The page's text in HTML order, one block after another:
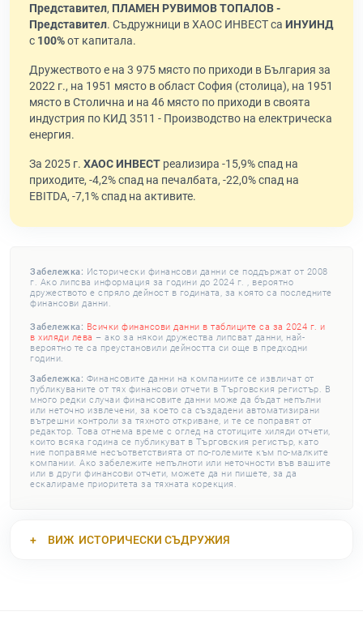
Представител, ПЛАМЕН РУВИМОВ ТОПАЛОВ -
Представител. Съдружници в ХАОС ИНВЕСТ са ИНУИНД
с 100%от капитала.
Дружеството е на 3 975 място по приходи в България за
2022 г., на 1951 място в област София (столица), на 1951
място в Столична и на 46 място по приходи в своята
индустрия по КИД 3511 - Производство на електрическа
енергия.
За 2025 г. ХАОС ИНВЕСТ реализира -15,9% спад на
приходите, -4,2% спад на печалбата, -22,0% спад на
EBITDA, -7,1% спад на активите.
Забележка: Исторически финансови данни се поддържат от 2008
г. Ако липсва информация за години до 2024 г. , вероятно
дружеството е спряло дейност в годината, за която са последните
финансови данни.
Забележка: Всички финансови данни в таблиците са за 2024 г. и
в хиляди лева – ако за някои дружества липсват данни, най-
вероятно те са преустановили дейността си още в предходни
години.
Забележка: Финансовите данни на компаниите се извличат от
публикуваните от тях финансови отчети в Търговския регистър. В
много редки случаи финансовите данни може да бъдат непълни
или неточно извлечени, за което са създадени автоматизирани
вътрешни контроли за тяхното откриване, и те се поправят от
редактор. Това отнема време с оглед на стотиците хиляди отчети,
които всяка година се публикуват в Търговския регистър, като
ние поправяме несъответствията от по-големите към по-малките
компании. Ако забележите непълноти или неточности във вашите
или в други финансови отчети, можете да ни пишете, за да
ескалираме приоритета за тяхната корекция.
ВИЖ ИСТОРИЧЕСКИ СЪДРУЖИЯ